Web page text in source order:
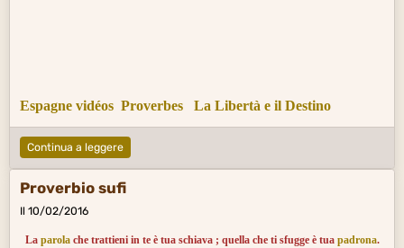
Espagne vidéos Proverbes La Libertà e il Destino
Continua a leggere
Proverbio sufi
Il 10/02/2016
La parolache trattieni in te è tua schiava ; quella che ti sfugge è tua padrona.